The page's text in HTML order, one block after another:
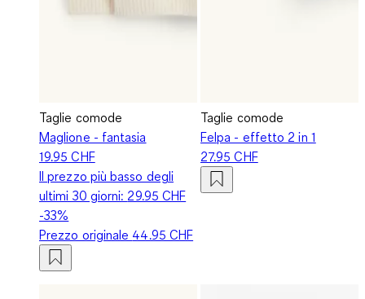
Taglie comode
Maglione - fantasia
19.95 CHF
Il prezzo più basso degli
ultimi 30 giorni: 29.95 CHF
-33%
Prezzo originale 44.95 CHF
Taglie comode
Felpa - effetto 2 in 1
27.95 CHF